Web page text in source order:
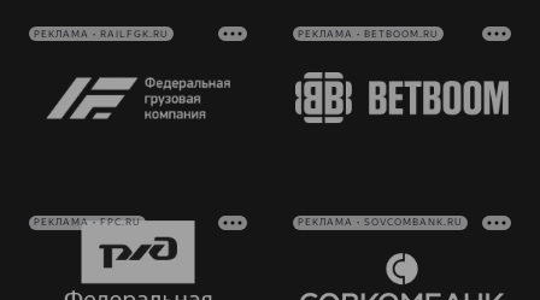
РЕКЛАМА • RAILFGK.RU РЕКЛАМА • BETBOOM.RU
РЕКЛАМА • FPC.RU РЕКЛАМА • SOVCOMBANK.RU